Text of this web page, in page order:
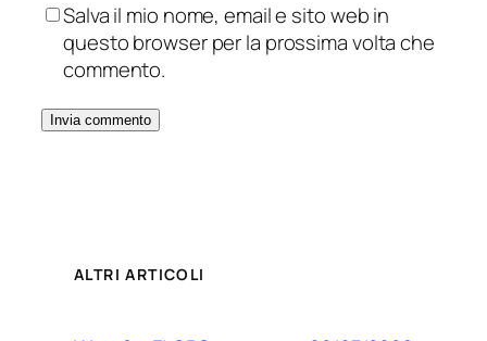
Salva il mio nome, email e sito web in
questo browser per la prossima volta che
commento.
ALTRI ARTICOLI